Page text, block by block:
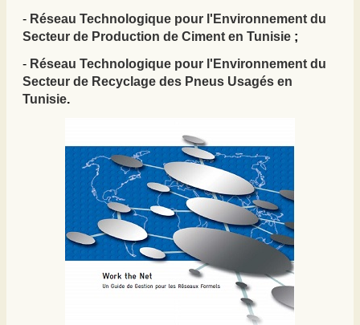
- Réseau Technologique pour l'Environnement du
Secteur de Production de Ciment en Tunisie ;
- Réseau Technologique pour l'Environnement du
Secteur de Recyclage des Pneus Usagés en
Tunisie.